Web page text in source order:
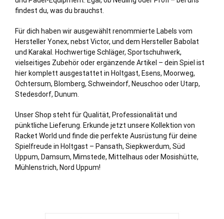
findest du, was du brauchst.
Für dich haben wir ausgewählt renommierte Labels vom
Hersteller Yonex, nebst Victor, und dem Hersteller Babolat
und Karakal. Hochwertige Schläger, Sportschuhwerk,
vielseitiges Zubehör oder ergänzende Artikel – dein Spiel ist
hier komplett ausgestattet in Holtgast, Esens, Moorweg,
Ochtersum, Blomberg, Schweindorf, Neuschoo oder Utarp,
Stedesdorf, Dunum.
Unser Shop steht für Qualität, Professionalität und
pünktliche Lieferung. Erkunde jetzt unsere Kollektion von
Racket World und finde die perfekte Ausrüstung für deine
Spielfreude in Holtgast – Pansath, Siepkwerdum, Süd
Uppum, Damsum, Mimstede, Mittelhaus oder Mosishütte,
Mühlenstrich, Nord Uppum!